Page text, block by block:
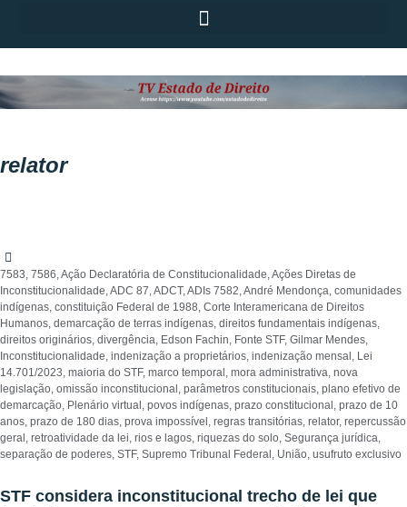
relator
7583, 7586,Ação Declaratória de Constitucionalidade,Ações Diretas de
Inconstitucionalidade,ADC 87,ADCT,ADIs 7582,André Mendonça, comunidades
indígenas, constituição Federal de 1988, Corte Interamericana de Direitos
Humanos, demarcação de terras indígenas, direitos fundamentais indígenas,
direitos originários, divergência, Edson Fachin, Fonte STF, Gilmar Mendes,
Inconstitucionalidade, indenização a proprietários, indenização mensal , Lei
14.701/2023, maioria do STF, marco temporal , mora administrativa, nova
legislação, omissão inconstitucional , parâmetros constitucionais, plano efetivo de
demarcação, Plenário virtual , povos indígenas, prazo constitucional , prazo de 10
anos, prazo de 180 dias, prova impossível , regras transitórias, relator, repercussão
geral , retroatividade da lei, rios e lagos, riquezas do solo, Segurança jurídica,
separação de poderes, STF, Supremo Tribunal Federal , União, usufruto exclusivo
STF considera inconstitucional trecho de lei que